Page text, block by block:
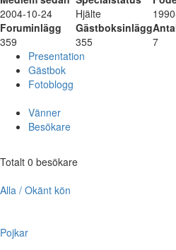
2004-10-24
Hjälte
Foruminlägg
Gästboksinlägg
359
355
7
Presentation
Gästbok
Fotoblogg
Vänner
Besökare
Totalt 0 besökare
Alla / Okänt kön
Pojkar